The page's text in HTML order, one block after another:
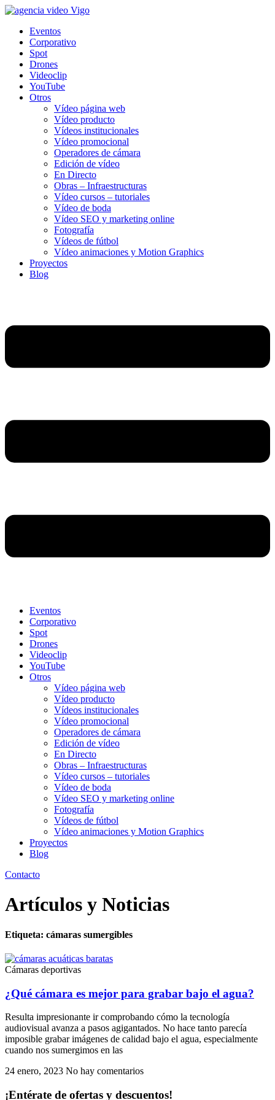
Eventos
Corporativo
Spot
Drones
Videoclip
YouTube
Otros
Vídeo página web
Vídeo producto
Vídeos institucionales
Vídeo promocional
Operadores de cámara
Edición de vídeo
En Directo
Obras – Infraestructuras
Vídeo cursos – tutoriales
Vídeo de boda
Vídeo SEO y marketing online
Fotografía
Vídeos de fútbol
Vídeo animaciones y Motion Graphics
Proyectos
Blog
Eventos
Corporativo
Spot
Drones
Videoclip
YouTube
Otros
Vídeo página web
Vídeo producto
Vídeos institucionales
Vídeo promocional
Operadores de cámara
Edición de vídeo
En Directo
Obras – Infraestructuras
Vídeo cursos – tutoriales
Vídeo de boda
Vídeo SEO y marketing online
Fotografía
Vídeos de fútbol
Vídeo animaciones y Motion Graphics
Proyectos
Blog
Contacto
Artículos y Noticias
Etiqueta: cámaras sumergibles
Cámaras deportivas
¿Qué cámara es mejor para grabar bajo el agua?
Resulta impresionante ir comprobando cómo la tecnología
audiovisual avanza a pasos agigantados. No hace tanto parecía
imposible grabar imágenes de calidad bajo el agua, especialmente
cuando nos sumergimos en las
24 enero, 2023 No hay comentarios
¡Entérate de ofertas y descuentos!